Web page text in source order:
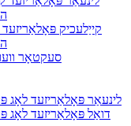
קייַלעכיק
סעקטאָר
לינעאַר פּאָלאַריזעד לאָג
דואַל פּאָלאַריזעד לאָג